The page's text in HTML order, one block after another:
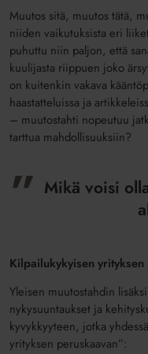
Muutos sitä, muutos tätä,
niiden vaikutuksista eri
puhuttu niin paljon, että
kuulijasta riippuen joko
on kuitenkin vakava
haastatteluissa ja
– muutostahti nopeutuu
tarttua mahdollisuuksiin?
Mikä voisi
Kilpailukykyisen yrityksen
Yleisen muutostahdin
nykysuuntaukset ja
kyvykkyyteen, jotka
yrityksen peruskaavan”: